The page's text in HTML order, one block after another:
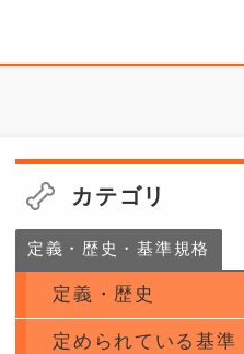
カテゴリ
定義・歴史・基準規格
定義・歴史
定められている基準